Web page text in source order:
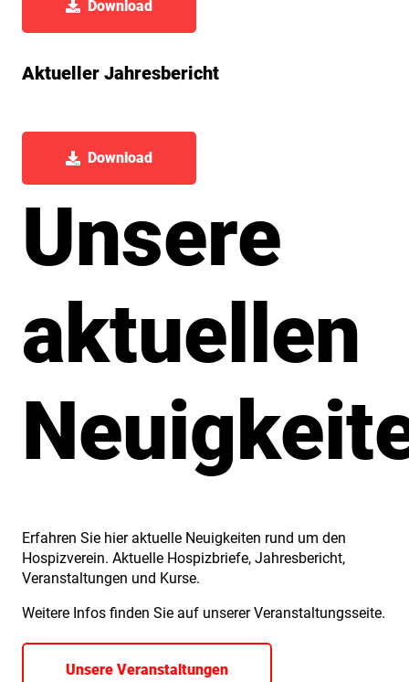
Unsere
aktuellen
Erfahren Sie hier aktuelle Neuigkeiten rund um den
Hospizverein. Aktuelle Hospizbriefe, Jahresbericht,
Veranstaltungen und Kurse.
Weitere Infos finden Sie auf unserer Veranstaltungsseite.
Unsere Veranstaltungen
Download
Aktueller Jahresbericht
Download